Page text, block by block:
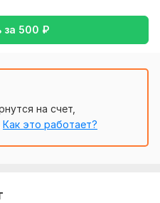
за 500 ₽
на счет,
Как это работает?